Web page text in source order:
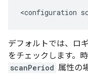
<configuration
デフォルトでは、ロ
をチェックします。
scanPeriod 属性の